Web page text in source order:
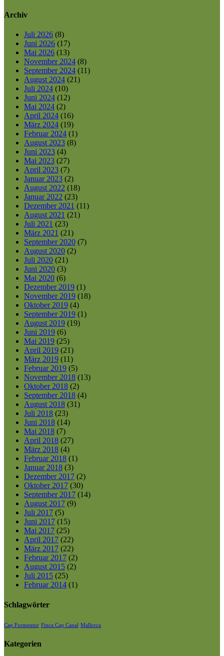
Archiv
Juli 2026 (8)
Juni 2026 (17)
Mai 2026 (13)
November 2024 (8)
September 2024 (11)
August 2024 (21)
Juli 2024 (10)
Juni 2024 (12)
Mai 2024 (2)
April 2024 (16)
März 2024 (19)
Februar 2024 (1)
August 2023 (8)
Juni 2023 (4)
Mai 2023 (27)
April 2023 (7)
Januar 2023 (2)
August 2022 (18)
Januar 2022 (23)
Dezember 2021 (11)
August 2021 (21)
Juli 2021 (23)
März 2021 (21)
September 2020 (7)
August 2020 (2)
Juli 2020 (21)
Juni 2020 (3)
Mai 2020 (6)
Dezember 2019 (1)
November 2019 (18)
Oktober 2019 (4)
September 2019 (1)
August 2019 (19)
Juni 2019 (6)
Mai 2019 (25)
April 2019 (21)
März 2019 (11)
Februar 2019 (5)
November 2018 (13)
Oktober 2018 (2)
September 2018 (4)
August 2018 (31)
Juli 2018 (23)
Juni 2018 (14)
Mai 2018 (7)
April 2018 (27)
März 2018 (4)
Februar 2018 (1)
Januar 2018 (3)
Dezember 2017 (2)
Oktober 2017 (30)
September 2017 (14)
August 2017 (9)
Juli 2017 (5)
Juni 2017 (15)
Mai 2017 (25)
April 2017 (22)
März 2017 (22)
Februar 2017 (2)
August 2015 (2)
Juli 2015 (25)
Februar 2014 (1)
Schlagwörter
Cap Formentor Finca Cap Canal Mallorca
Kategorien